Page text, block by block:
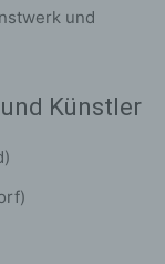
und
Künstler